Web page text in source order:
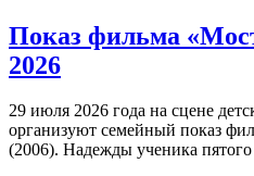
Показ фильма
2026
29 июля 2026 года на сцене
организуют семейный показ
(2006). Надежды ученика